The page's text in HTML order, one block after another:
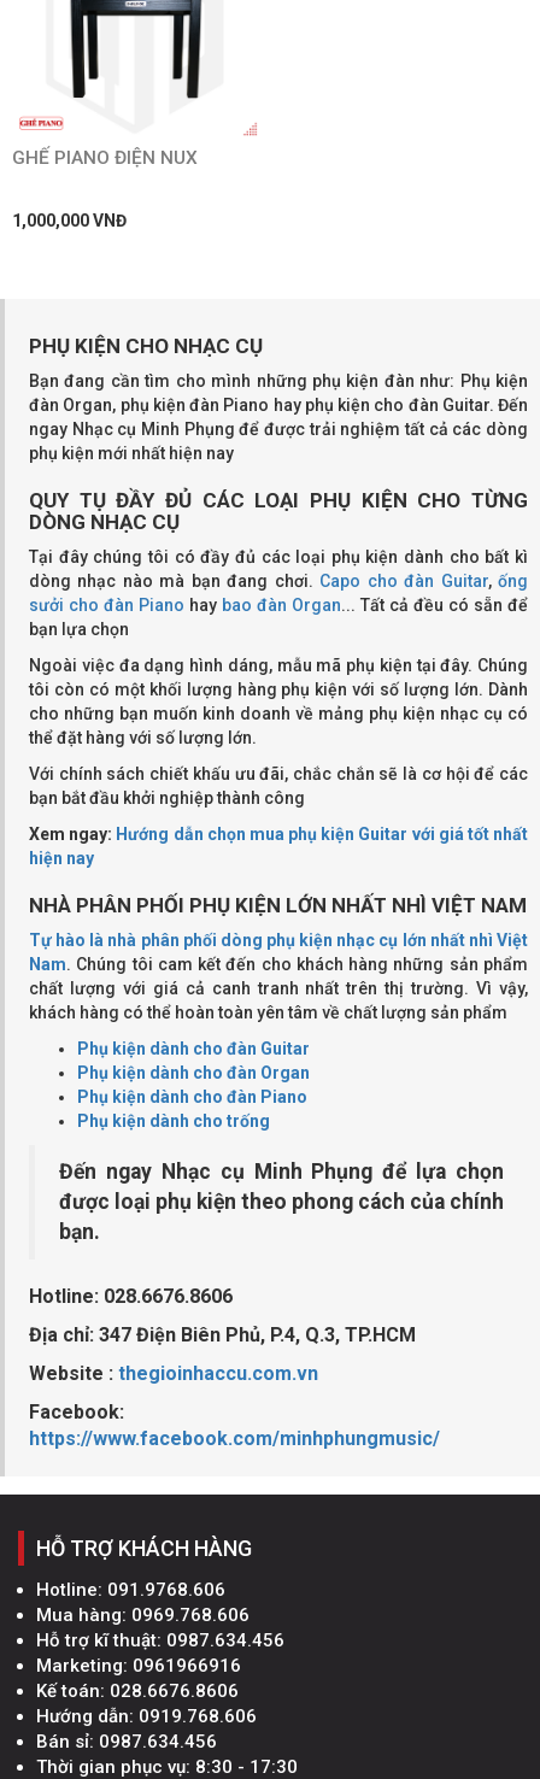
GHẾ PIANO ĐIỆN NUX
1,000,000 VNĐ
PHỤ KIỆN CHO NHẠC CỤ
Bạn đang cần tìm cho mình những phụ kiện đàn như: Phụ kiện
đàn Organ, phụ kiện đàn Piano hay phụ kiện cho đàn Guitar. Đến
ngay Nhạc cụ Minh Phụng để được trải nghiệm tất cả các dòng
phụ kiện mới nhất hiện nay
QUY TỤ ĐẦY ĐỦ CÁC LOẠI PHỤ KIỆN CHO TỪNG
DÒNG NHẠC CỤ
Tại đây chúng tôi có đầy đủ các loại phụ kiện dành cho bất kì
dòng nhạc nào mà bạn đang chơi. Capo cho đàn Guitar,ống
sưởi cho đàn Piano hay bao đàn Organ... Tất cả đều có sẵn để
bạn lựa chọn
Ngoài việc đa dạng hình dáng, mẫu mã phụ kiện tại đây. Chúng
tôi còn có một khối lượng hàng phụ kiện với số lượng lớn. Dành
cho những bạn muốn kinh doanh về mảng phụ kiện nhạc cụ có
thể đặt hàng với số lượng lớn.
Với chính sách chiết khấu ưu đãi, chắc chắn sẽ là cơ hội để các
bạn bắt đầu khởi nghiệp thành công
Xem ngay: Hướng dẫn chọn mua phụ kiện Guitar với giá tốt nhất
hiện nay
NHÀ PHÂN PHỐI PHỤ KIỆN LỚN NHẤT NHÌ VIỆT NAM
Tự hào là nhà phân phối dòng phụ kiện nhạc cụ lớn nhất nhì Việt
Nam. Chúng tôi cam kết đến cho khách hàng những sản phẩm
chất lượng với giá cả canh tranh nhất trên thị trường. Vì vậy,
khách hàng có thể hoàn toàn yên tâm về chất lượng sản phẩm
Phụ kiện dành cho đàn Guitar
Phụ kiện dành cho đàn Organ
Phụ kiện dành cho đàn Piano
Phụ kiện dành cho trống
Đến ngay Nhạc cụ Minh Phụng để lựa chọn
được loại phụ kiện theo phong cách của chính
bạn.
Hotline: 028.6676.8606
Địa chỉ: 347 Điện Biên Phủ, P.4, Q.3, TP.HCM
Website : thegioinhaccu.com.vn
Facebook:
https://www.facebook.com/minhphungmusic/
HỖ TRỢ KHÁCH HÀNG
Hotline: 091.9768.606
Mua hàng: 0969.768.606
Hỗ trợ kĩ thuật: 0987.634.456
Marketing: 0961966916
Kế toán: 028.6676.8606
Hướng dẫn: 0919.768.606
Bán sỉ: 0987.634.456
Thời gian phục vụ: 8:30 - 17:30